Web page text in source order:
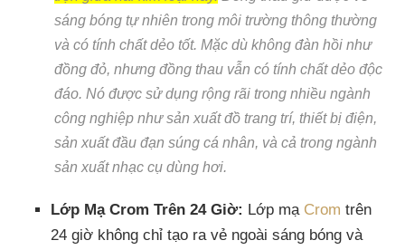
sáng bóng tự nhiên trong môi trường thông thường
và có tính chất dẻo tốt. Mặc dù không đàn hồi như
đồng đỏ, nhưng đồng thau vẫn có tính chất dẻo độc
đáo. Nó được sử dụng rộng rãi trong nhiều ngành
công nghiệp như sản xuất đồ trang trí, thiết bị điện,
sản xuất đầu đạn súng cá nhân, và cả trong ngành
sản xuất nhạc cụ dùng hơi.
Lớp Mạ Crom Trên 24 Giờ: Lớp mạ Crom trên
24 giờ không chỉ tạo ra vẻ ngoài sáng bóng và